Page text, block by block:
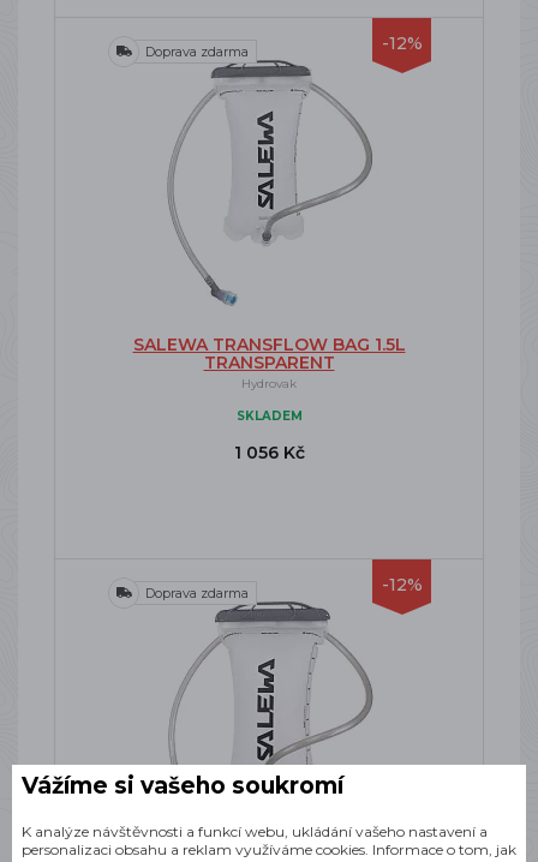
-12%
Doprava zdarma
SALEWA TRANSFLOW BAG 1.5L
TRANSPARENT
Hydrovak
SKLADEM
1 056 Kč
-12%
Doprava zdarma
Vážíme si vašeho soukromí
K analýze návštěvnosti a funkcí webu, ukládání vašeho nastavení a
personalizaci obsahu a reklam využíváme cookies. Informace o tom, jak